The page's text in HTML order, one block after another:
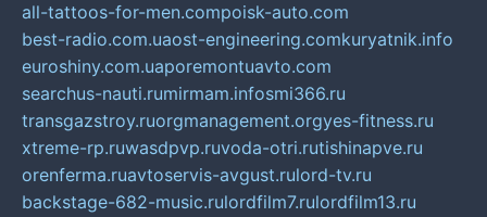
all-tattoos-for-men.compoisk-auto.com
best-radio.com.uaost-engineering.comkuryatnik.info
euroshiny.com.uaporemontuavto.com
searchus-nauti.rumirmam.infosmi366.ru
transgazstroy.ruorgmanagement.orgyes-fitness.ru
xtreme-rp.ruwasdpvp.ruvoda-otri.rutishinapve.ru
orenferma.ruavtoservis-avgust.rulord-tv.ru
backstage-682-music.rulordfilm7.rulordfilm13.ru